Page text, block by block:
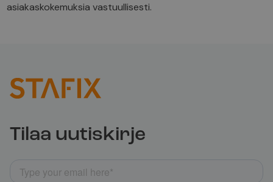
asiakaskokemuksia vastuullisesti.
Tilaa uutiskirje